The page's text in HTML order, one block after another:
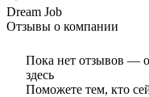
Dream Job
Отзывы о компании
Пока нет отзывов —
здесь
Поможете тем, кто